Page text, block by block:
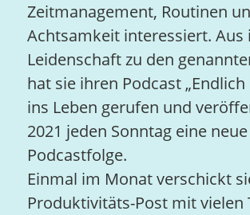
Zeitmanagement, Routinen
Achtsamkeit interessiert. Aus
Leidenschaft zu den
hat sie ihren Podcast
ins Leben gerufen und
2021 jeden Sonntag eine neue
Podcastfolge.
Einmal im Monat verschickt
Produktivitäts-Post mit vielen